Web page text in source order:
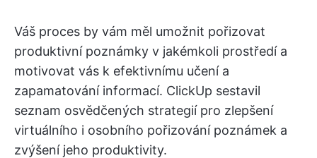
Váš proces by vám měl umožnit pořizovat
produktivní poznámky v jakémkoli prostředí a
motivovat vás k efektivnímu učení a
zapamatování informací. ClickUp sestavil
seznam osvědčených strategií pro zlepšení
virtuálního i osobního pořizování poznámek a
zvýšení jeho produktivity.